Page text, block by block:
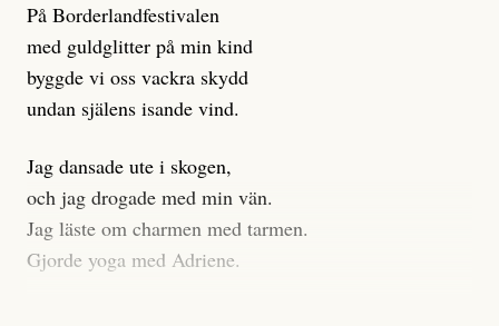
dessa granskningar på olika källor, alltifrån domar till
en mängd intervjupersoner, inklusive generös
möjlighet att bemöta för såväl personen vars motiv att
engagera sig i Palestinarörelsen ifrågasätts som de
grupper där Säpo-resursen samlade in uppgifter.
Researchen är grundlig.
Möjligen är det egentligen inte journalistikens metod
som stör?
På Borderlandfestivalen
med guldglitter på min kind
byggde vi oss vackra skydd
undan själens isande vind.
Jag dansade ute i skogen,
och jag drogade med min vän.
Jag läste om charmen med tarmen.
Gjorde yoga med Adriene.